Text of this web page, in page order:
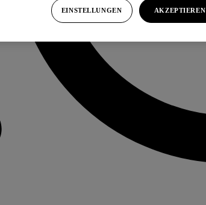
EINSTELLUNGEN AKZEPTIEREN